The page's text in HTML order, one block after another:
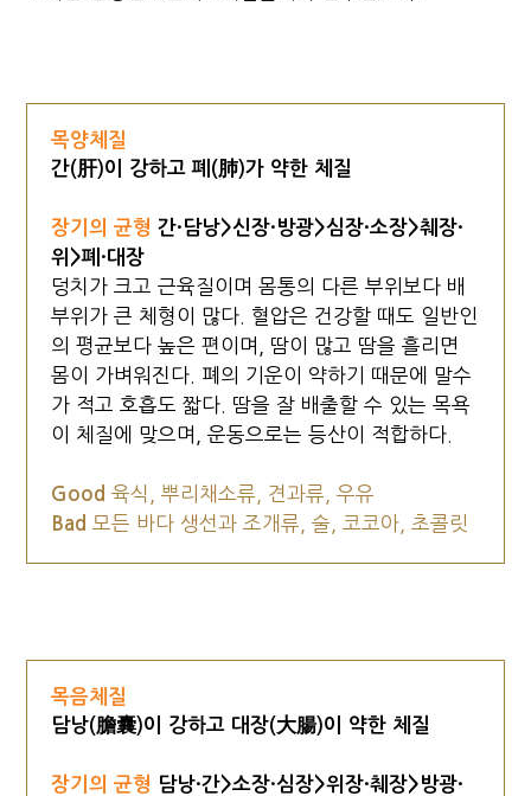
목양체질
간(肝)이 강하고 폐(肺)가 약한 체질
장기의 균형간·담낭>신장·방광>심장·소장>췌장·
위>폐·대장
덩치가 크고 근육질이며 몸통의 다른 부위보다 배
부위가 큰 체형이 많다. 혈압은 건강할 때도 일반인
의 평균보다 높은 편이며, 땀이 많고 땀을 흘리면
몸이 가벼워진다. 폐의 기운이 약하기 때문에 말수
가 적고 호흡도 짧다. 땀을 잘 배출할 수 있는 목욕
이 체질에 맞으며, 운동으로는 등산이 적합하다.
Good육식, 뿌리채소류, 견과류, 우유
Bad모든 바다 생선과 조개류, 술, 코코아, 초콜릿
목음체질
담낭(膽囊)이 강하고 대장(大腸)이 약한 체질
장기의 균형 담낭·간>소장·심장>위장·췌장>방광·